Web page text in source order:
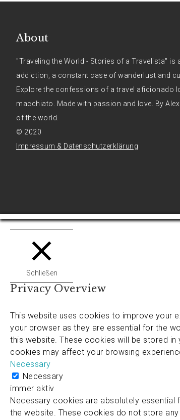
About
"Traveling the World - Stories of a Travelista" is
addiction, a constant case of wanderlust and
Explore the confessions of a travel aficionado
macchiato. Made with passion and love. By
of the world.
© 2020
Impressum & Datenschutzerklärung
Schließen
Privacy Overview
This website uses cookies to improve your
your browser as they are essential for the
this website. These cookies will be stored
cookies may affect your browsing
Necessary
Necessary
immer aktiv
Necessary cookies are absolutely
the website. These cookies do not store